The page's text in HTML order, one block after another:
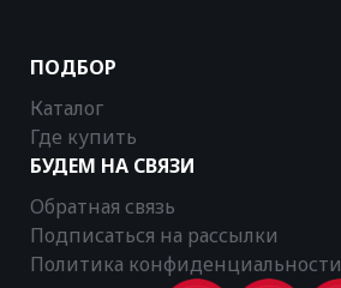
ПОДБОР
Каталог
Где купить
БУДЕМ НА СВЯЗИ
Обратная связь
Подписаться на рассылки
Политика конфиденциальности